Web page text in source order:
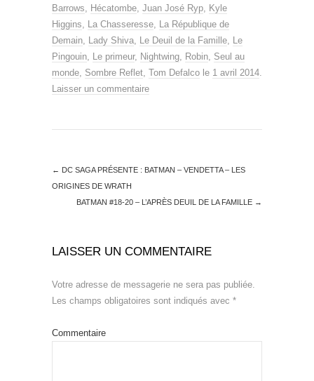
Barrows
Hécatombe Juan José Ryp Kyle
Higgins
La Chasseresse La République de
Demain Lady Shiva Le Deuil de la Famille Le
Pingouin Le primeur, Nightwing Robin Seul au
monde Sombre Reflet Tom Defalco le 1 avril 2014
Laisser un commentaire
← DC SAGA PRÉSENTE : BATMAN – VENDETTA – LES
ORIGINES DE WRATH
BATMAN #18-20 – L’APRÈS DEUIL DE LA FAMILLE →
LAISSER UN COMMENTAIRE
Votre adresse de messagerie ne sera pas publiée.
Les champs obligatoires sont indiqués avec *
Commentaire